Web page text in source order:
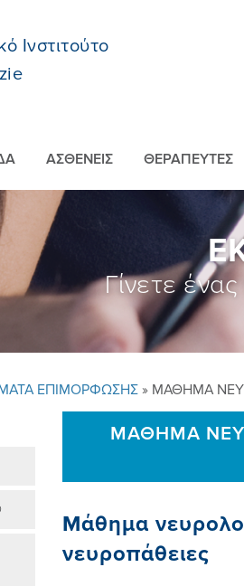
Ινστιτούτο
ΑΣΘΕΝΕIΣ ΘΕΡΑΠΕΥΤEΣ
Γίνετε ένας
ΕΠΙΜΟΡΦΩΣΗΣ» ΜΑΘΗΜΑ
ΜΑΘΗΜΑ
Μάθημα
νευροπάθειες